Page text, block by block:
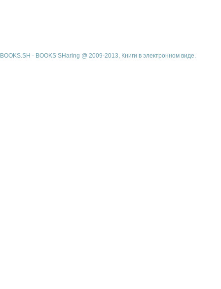
BOOKS.SH - BOOKS SHaring @ 2009-2013, Книги в электронном виде.